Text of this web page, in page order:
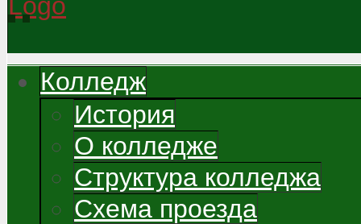
Колледж
История
О колледже
Структура колледжа
Схема проезда